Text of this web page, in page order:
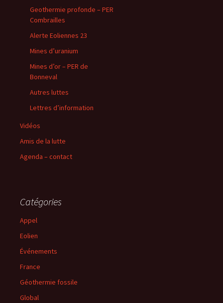
Geothermie profonde – PER
Combrailles
Alerte Eoliennes 23
Mines d’uranium
Mines d’or – PER de
Bonneval
Autres luttes
Lettres d’information
Vidéos
Amis de la lutte
Agenda – contact
Catégories
Appel
Eolien
Événements
France
Géothermie fossile
Global